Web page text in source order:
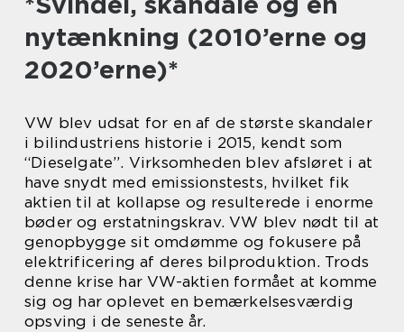
nytænkning (2010’erne og
2020’erne)*
VW blev udsat for en af de største skandaler
i bilindustriens historie i 2015, kendt som
“Dieselgate”. Virksomheden blev afsløret i at
have snydt med emissionstests, hvilket fik
aktien til at kollapse og resulterede i enorme
bøder og erstatningskrav. VW blev nødt til at
genopbygge sit omdømme og fokusere på
elektrificering af deres bilproduktion. Trods
denne krise har VW-aktien formået at komme
sig og har oplevet en bemærkelsesværdig
opsving i de seneste år.